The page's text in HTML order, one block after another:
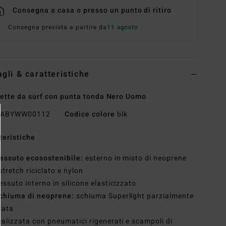
Consegna a casa o presso un punto di ritiro
Consegna prevista a partire da11 agosto
& caratteristiche
da surf con punta tonda Nero Uomo
ABYWW00112 Codice colore blk
Tessuto ecosostenibile: esterno in misto di neoprene
stretch riciclato e nylon
Tessuto interno in silicone elasticizzato
Schiuma di neoprene: schiuma Superlight parzialmente
realizzata con pneumatici rigenerati e scampoli di